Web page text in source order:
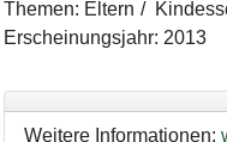
Themen: Eltern
Erscheinungsjahr: 2013
Weitere Informationen: